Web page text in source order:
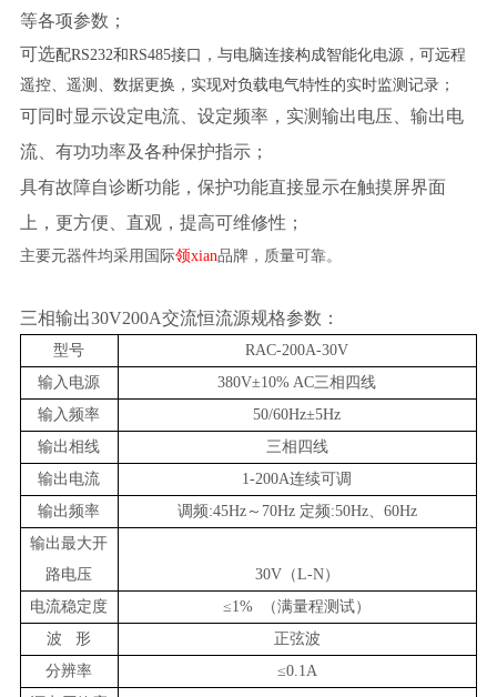
等各项参数；
可选配RS232和RS485接口，与电脑连接构成智能化电源，可远程
遥控、遥测、数据更换，实现对负载电气特性的实时监测记录；
可同时显示设定电流、设定频率，实测输出电压、输出电
流、有功功率及各种保护指示；
具有故障自诊断功能，保护功能直接显示在触摸屏界面
上，更方便、直观，提高可维修性；
主要元器件均采用国际领xian品牌，质量可靠。
三相输出30V200A交流恒流源规格参数：
型号
RAC-200A-30V
输入电源
380V±10% AC三相四线
输入频率
50/60Hz±5Hz
输出相线
三相四线
输出 电流
1-200A连续可调
输出频率
调频:45Hz～ 70Hz 定频:50Hz、60Hz
输出最大开
路电压
30V（L-N）
电流稳定度
≤1% （满量程测试）
波 形
正弦波
分辨率
≤0.1A